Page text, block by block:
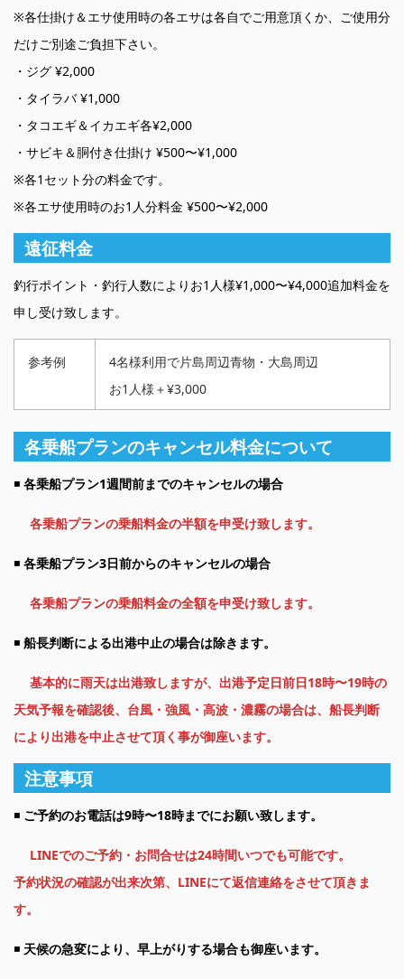
※各仕掛け＆エサ使用時の各エサは各自でご用意頂くか、ご使用分
だけご別途ご負担下さい。
・ジグ ¥2,000
・タイラバ ¥1,000
・タコエギ＆イカエギ各¥2,000
・サビキ＆胴付き仕掛け ¥500〜¥1,000
※各1セット分の料金です。
※各エサ使用時のお1人分料金 ¥500〜¥2,000
遠征料金
釣行ポイント・釣行人数によりお1人様¥1,000〜¥4,000追加料金を
申し受け致します。
参考例
4名様利用で片島周辺青物・大島周辺
お1人様＋¥3,000
各乗船プランのキャンセル料金について
◾️ 各乗船プラン1週間前までのキャンセルの場合
各乗船プランの乗船料金の半額を申受け致します。
◾️ 各乗船プラン3日前からのキャンセルの場合
各乗船プランの乗船料金の全額を申受け致します。
◾️ 船長判断による出港中止の場合は除きます。
基本的に雨天は出港致しますが、出港予定日前日18時〜19時の
天気予報を確認後、台風・強風・高波・濃霧の場合は、船長判断
により出港を中止させて頂く事が御座います。
注意事項
◾️ ご予約のお電話は9時〜18時までにお願い致します。
LINEでのご予約・お問合せは24時間いつでも可能です。
予約状況の確認が出来次第、LINEにて返信連絡をさせて頂きま
す。
◾️ 天候の急変により、早上がりする場合も御座います。